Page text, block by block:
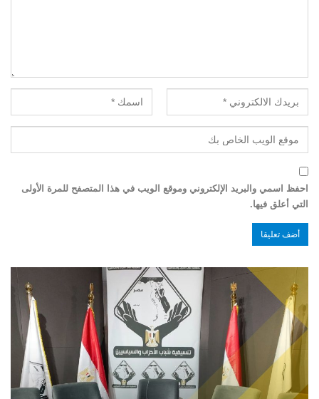
احفظ اسمي والبريد الإلكتروني وموقع الويب في هذا المتصفح للمرة الأولى
التي أعلق فيها.